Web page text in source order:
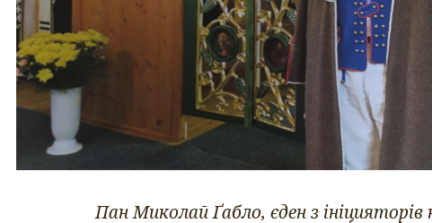
Пан Миколай Ґабло, єден з